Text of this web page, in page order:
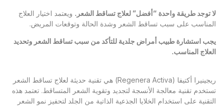
لا توجد طريقة واحدة “أفضل” لعلاج تساقط الشعر . ويعتمد اختيار العلاج
المناسب على سبب تساقط الشعر وشدة الحالة وتوقعات المريض.
يجب استشارة طبيب أمراض جلدية للتأكد من سبب تساقط الشعر وتحديد
العلاج المناسب.
ريجينيرا أكتيفا (Regenera Activa) هي تقنية حديثة لعلاج تساقط الشعر
تستخدم تقنية معالجة الأنسجة لتجديد وتقوية الشعر المتساقط. تعتمد هذه
التقنية على استخدام الخلايا الجذعية الذاتية من الجلد لتحفيز نمو الشعر